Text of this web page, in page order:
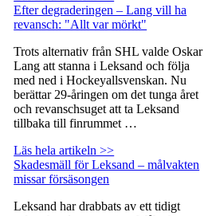
Efter degraderingen – Lang vill ha
revansch: "Allt var mörkt"
Trots alternativ från SHL valde Oskar
Lang att stanna i Leksand och följa
med ned i Hockeyallsvenskan. Nu
berättar 29-åringen om det tunga året
och revanschsuget att ta Leksand
tillbaka till finrummet …
Läs hela artikeln >>
Skadesmäll för Leksand – målvakten
missar försäsongen
Leksand har drabbats av ett tidigt